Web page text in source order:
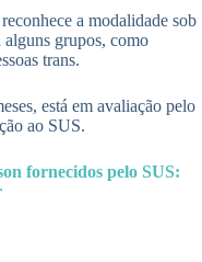
a modalidade sob
alguns grupos, como
trans.
está em avaliação pelo
ao SUS.
fornecidos pelo SUS: